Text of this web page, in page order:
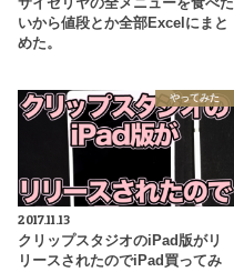
サイゼリヤの全メニューを食べた
いから値段とか全部Excelにまと
めた。
やってみた
2017.11.13
クリップスタジオのiPad版がリ
リースされたのでiPad買ってみ